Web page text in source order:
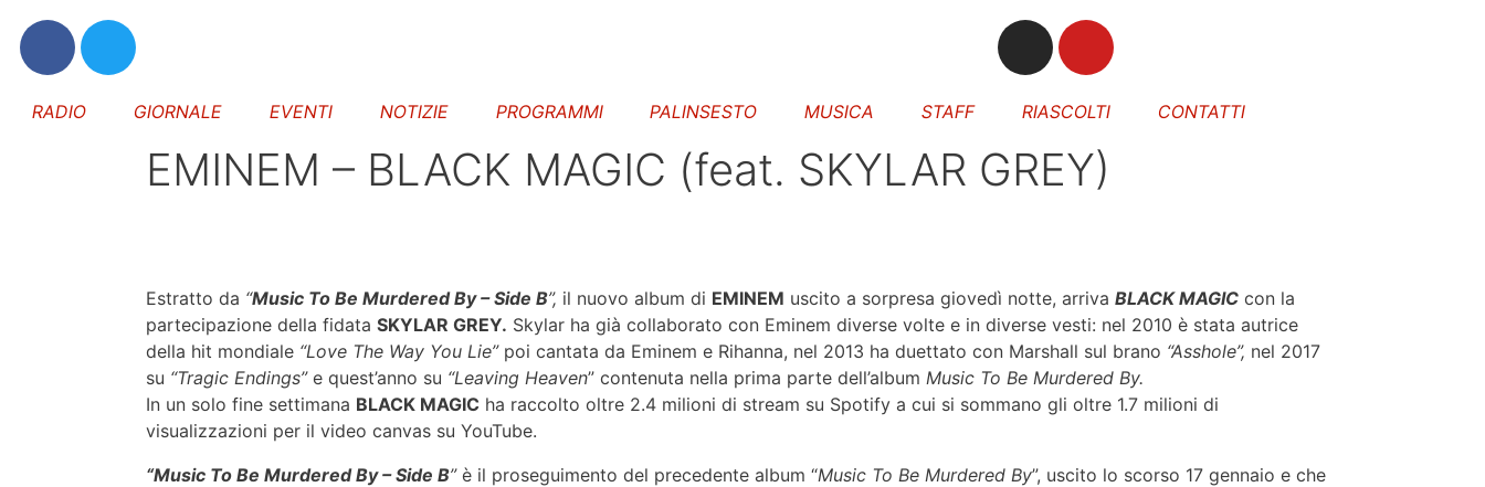
RADIO GIORNALE EVENTI NOTIZIE PROGRAMMI PALINSESTO MUSICA STAFF RIASCOLTI CONTATTI
EMINEM – BLACK MAGIC (feat. SKYLAR GREY)
Estratto da “Music To Be Murdered By – Side B”, il nuovo album di EMINEM uscito a sorpresa giovedì notte, arriva BLACK MAGIC con la
partecipazione della fidata SKYLAR GREY. Skylar ha già collaborato con Eminem diverse volte e in diverse vesti: nel 2010 è stata autrice
della hit mondiale “Love The Way You Lie” poi cantata da Eminem e Rihanna, nel 2013 ha duettato con Marshall sul brano “Asshole”, nel 2017
su “Tragic Endings”e quest’anno su “Leaving Heaven” contenuta nella prima parte dell’album Music To Be Murdered By.
In un solo fine settimana BLACK MAGIC ha raccolto oltre 2.4 milioni di stream su Spotify a cui si sommano gli oltre 1.7 milioni di
visualizzazioni per il video canvas su YouTube.
“Music To Be Murdered By – Side B”è il proseguimento del precedente album “Music To Be Murdered By”, uscito lo scorso 17 gennaio e che